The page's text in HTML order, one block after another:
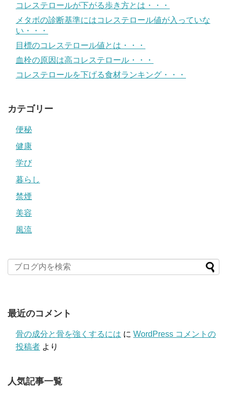
コレステロールが下がる歩き方とは・・・
メタボの診断基準にはコレステロール値が入っていな
い・・・
目標のコレステロール値とは・・・
血栓の原因は高コレステロール・・・
コレステロールを下げる食材ランキング・・・
カテゴリー
便秘
健康
学び
暮らし
禁煙
美容
風流
最近のコメント
骨の成分と骨を強くするには に WordPress コメントの
投稿者 より
人気記事一覧